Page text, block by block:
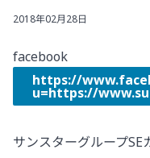
2018年02月28日
facebook
https://
u=https://
サンスターグループSE